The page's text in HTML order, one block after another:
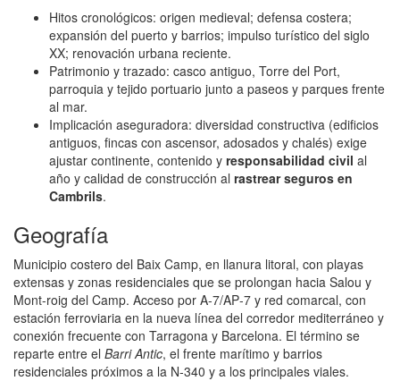
Hitos cronológicos: origen medieval; defensa costera;
expansión del puerto y barrios; impulso turístico del siglo
XX; renovación urbana reciente.
Patrimonio y trazado: casco antiguo, Torre del Port,
parroquia y tejido portuario junto a paseos y parques frente
al mar.
Implicación aseguradora: diversidad constructiva (edificios
antiguos, fincas con ascensor, adosados y chalés) exige
ajustar continente, contenido y responsabilidad civil al
año y calidad de construcción al rastrear seguros en
Cambrils.
Geografía
Municipio costero del Baix Camp, en llanura litoral, con playas
extensas y zonas residenciales que se prolongan hacia Salou y
Mont-roig del Camp. Acceso por A‑7/AP‑7 y red comarcal, con
estación ferroviaria en la nueva línea del corredor mediterráneo y
conexión frecuente con Tarragona y Barcelona. El término se
reparte entre el Barri Antic, el frente marítimo y barrios
residenciales próximos a la N‑340 y a los principales viales.